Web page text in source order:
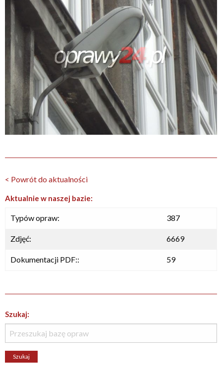
< Powrót do aktualności
Aktualnie w naszej bazie:
Typów opraw: 387
Zdjęć: 6669
Dokumentacji PDF:: 59
Szukaj: